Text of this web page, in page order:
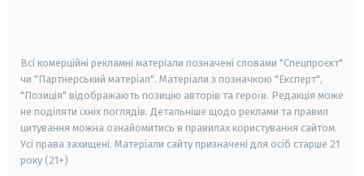
Всі комерційні рекламні матеріали позначені словами "Спецпроєкт"
чи "Партнерський матеріал". Матеріали з позначкою "Експерт",
"Позиція" відображають позицію авторів та героїв. Редакція може
не поділяти їхніх поглядів. Детальніше щодо реклами та правил
цитування можна ознайомитись в правилах користування сайтом.
Усі права захищені. Матеріали сайту призначені для осіб старше 21
року (21+)